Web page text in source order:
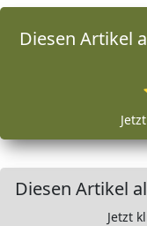
Diesen Artikel
Diesen Artikel
Jetzt